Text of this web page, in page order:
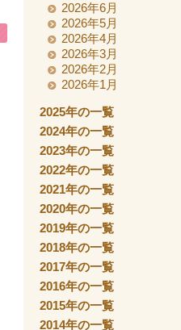
2026年6月
2026年5月
2026年4月
2026年3月
2026年2月
2026年1月
2025年の一覧
2024年の一覧
2023年の一覧
2022年の一覧
2021年の一覧
2020年の一覧
2019年の一覧
2018年の一覧
2017年の一覧
2016年の一覧
2015年の一覧
2014年の一覧